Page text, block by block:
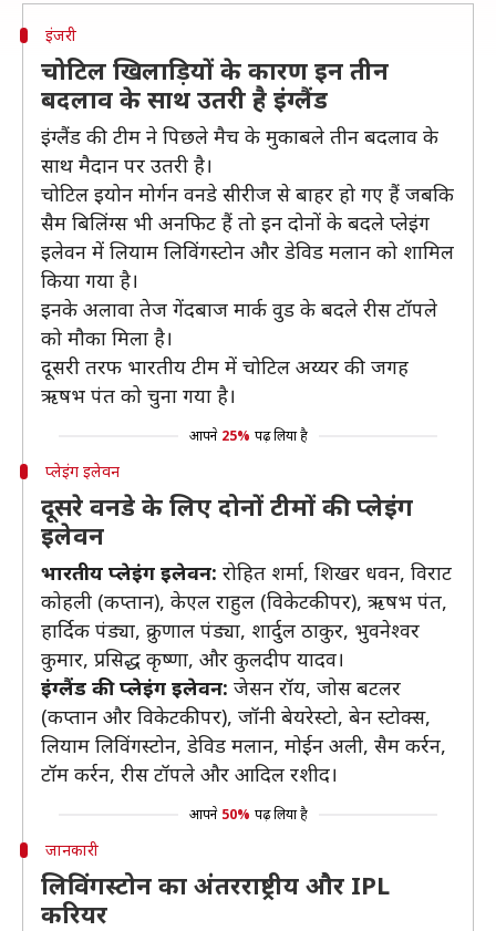
इंजरी
चोटिल खिलाड़ियों के कारण इन तीन
बदलाव के साथ उतरी है इंग्लैंड
इंग्लैंड की टीम ने पिछले मैच के मुकाबले तीन बदलाव के
साथ मैदान पर उतरी है।
चोटिल इयोन मोर्गन वनडे सीरीज से बाहर हो गए हैं जबकि
सैम बिलिंग्स भी अनफिट हैं तो इन दोनों के बदले प्लेइंग
इलेवन में लियाम लिविंगस्टोन और डेविड मलान को शामिल
किया गया है।
इनके अलावा तेज गेंदबाज मार्क वुड के बदले रीस टॉपले
को मौका मिला है।
दूसरी तरफ भारतीय टीम में चोटिल अय्यर की जगह
ऋषभ पंत को चुना गया है।
आपने 25% पढ़ लिया है
प्लेइंग इलेवन
दूसरे वनडे के लिए दोनों टीमों की प्लेइंग
इलेवन
भारतीय प्लेइंग इलेवन: रोहित शर्मा, शिखर धवन, विराट
कोहली (कप्तान), केएल राहुल (विकेटकीपर), ऋषभ पंत,
हार्दिक पंड्या, क्रुणाल पंड्या, शार्दुल ठाकुर, भुवनेश्वर
कुमार, प्रसिद्ध कृष्णा, और कुलदीप यादव।
इंग्लैंड की प्लेइंग इलेवन: जेसन रॉय, जोस बटलर
(कप्तान और विकेटकीपर), जॉनी बेयरेस्टो, बेन स्टोक्स,
लियाम लिविंगस्टोन, डेविड मलान, मोईन अली, सैम कर्रन,
टॉम कर्रन, रीस टॉपले और आदिल रशीद।
आपने 50% पढ़ लिया है
जानकारी
लिविंगस्टोन का अंतरराष्ट्रीय और IPL
करियर